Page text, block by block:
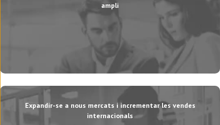
ampli
Expandir-se a nous mercats i incrementar les vendes
internacionals